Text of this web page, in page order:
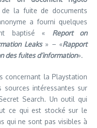
de la fuite de documents
a fourni quelques
baptisé « Report on
Leaks» – «Rapport
des fuites d’information».
concernant la Playstation
sources intéressantes sur
Search. Un outil qui
ce qui est stocké sur le
qui ne sont pas visibles à